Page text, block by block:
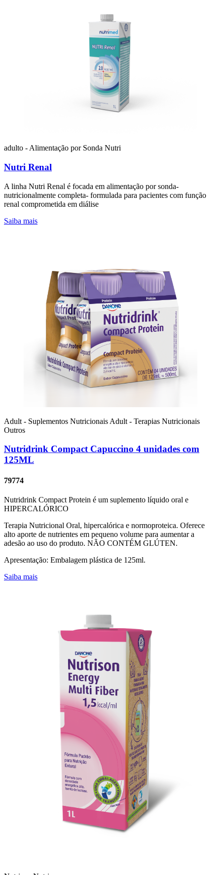
adulto - Alimentação por Sonda Nutri
Nutri Renal
A linha Nutri Renal é focada em alimentação por sonda-
nutricionalmente completa- formulada para pacientes com função
renal comprometida em diálise
Saiba mais
Adult - Suplementos Nutricionais Adult - Terapias Nutricionais
Outros
Nutridrink Compact Capuccino 4 unidades com
125ML
79774
Nutridrink Compact Protein é um suplemento líquido oral e
HIPERCALÓRICO
Terapia Nutricional Oral, hipercalórica e normoproteica. Oferece
alto aporte de nutrientes em pequeno volume para aumentar a
adesão ao uso do produto. NÃO CONTÉM GLÚTEN.
Apresentação: Embalagem plástica de 125ml.
Saiba mais